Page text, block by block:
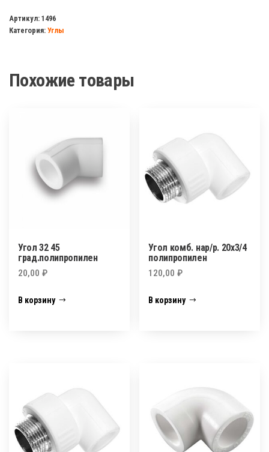
с
накидной
полипропилен
Артикул: 1496
Категория: Углы
Похожие товары
Угол 32 45
град.полипропилен
20,00 ₽
В корзину
Угол комб. нар/р. 20х3/4
полипропилен
120,00₽
В корзину